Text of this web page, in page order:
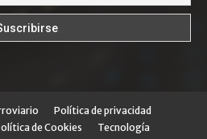
Política de privacidad
de Cookies
Tecnología